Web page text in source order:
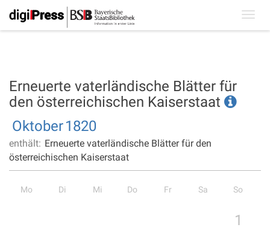
Erneuerte vaterländische Blätter für
den österreichischen Kaiserstaat
Oktober1820
enthält: Erneuerte vaterländische Blätter für den
österreichischen Kaiserstaat
Mo Di Mi Do Fr Sa So
1